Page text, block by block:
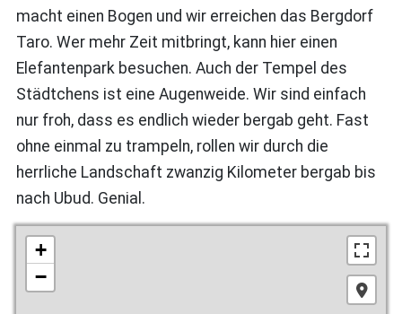
macht einen Bogen und wir erreichen das Bergdorf
Taro. Wer mehr Zeit mitbringt, kann hier einen
Elefantenpark besuchen. Auch der Tempel des
Städtchens ist eine Augenweide. Wir sind einfach
nur froh, dass es endlich wieder bergab geht. Fast
ohne einmal zu trampeln, rollen wir durch die
herrliche Landschaft zwanzig Kilometer bergab bis
nach Ubud. Genial.
+
−